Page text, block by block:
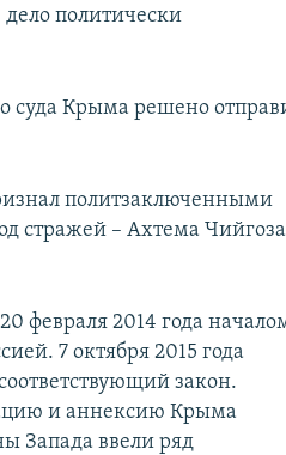
политически
суда Крыма решено
политзаключенными
стражей – Ахтема
февраля 2014 года
7 октября 2015 года
закон.
и аннексию Крыма
Запада ввели ряд